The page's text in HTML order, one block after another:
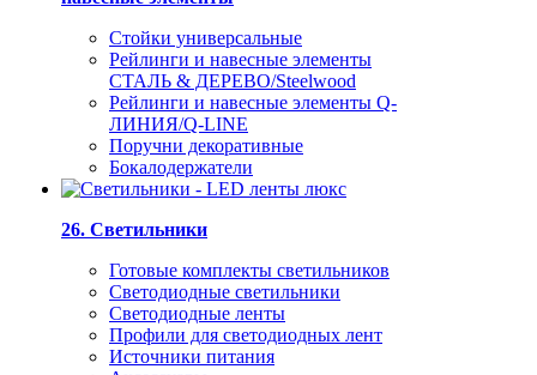
Стойки универсальные
Рейлинги и навесные элементы
СТАЛЬ & ДЕРЕВО/Steelwood
Рейлинги и навесные элементы Q-
ЛИНИЯ/Q-LINE
Поручни декоративные
Бокалодержатели
26. Светильники
Готовые комплекты светильников
Светодиодные светильники
Светодиодные ленты
Профили для светодиодных лент
Источники питания